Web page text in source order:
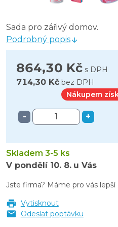
Sada pro zářivý domov.
Podrobný popis
864,30 Kč s DPH
714,30 Kč bez DPH
Nákupem
- +
Skladem 3-5 ks
V pondělí 10. 8. u Vás
Jste firma? Máme pro vás lepší
Vytisknout
Odeslat poptávku